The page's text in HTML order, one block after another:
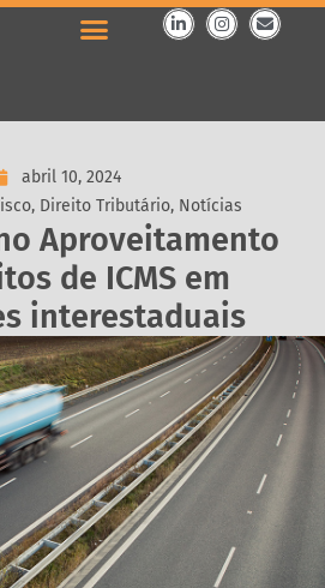
abril 10, 2024
, Direito Tributário, Notícias
Aproveitamento
de ICMS em
interestaduais